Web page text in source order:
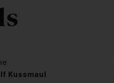
Kussmaul